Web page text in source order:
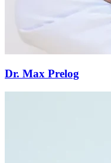
Dr. Max Prelog